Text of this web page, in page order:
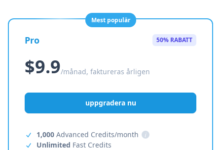
Mest populär
Pro 50% RABATT
$9.9/månad, faktureras årligen
uppgradera nu
1,000 Advanced Credits/month
i
Unlimited Fast Credits